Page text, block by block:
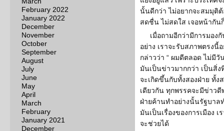
February 2022
January 2022
December
November
October
September
August
July
June
May
April
March
February
January 2021
December
นั้นดีกว่า ไม่อยากจะสมมุติต้
สดชื่น ไม่สดใส เจอหน้ากัน
เมื่อถามอีกว่ามีการมอง
อย่าง เราจะรับสภาพตรง
กล่าวว่า “ ผมดีตลอด ไม่มี
มันเป็นข่าวมากกว่า เป็นสิ่
จะเกิดขึ้นกับทั้งสองฝ่าย ทั้ง
เดียวกัน ทุกพรรคจะมีข่าว
ฝ่ายค้านทำอย่างนั้นรัฐบาล
มันเป็นเรื่องของการเมือง เ
จะช่วยได้